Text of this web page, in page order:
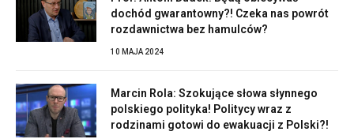
dochód gwarantowny?! Czeka nas powrót
rozdawnictwa bez hamulców?
10 MAJA 2024
Marcin Rola: Szokujące słowa słynnego
polskiego polityka! Politycy wraz z
rodzinami gotowi do ewakuacji z Polski?!